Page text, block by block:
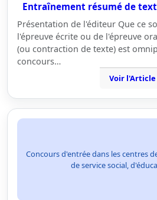
Entraînement résumé de
Présentation de l'éditeur Que ce
l'épreuve écrite ou de l'épreuve
(ou contraction de texte) est
concours…
Voir l'Article
Concours d'entrée dans les centres
de service social,